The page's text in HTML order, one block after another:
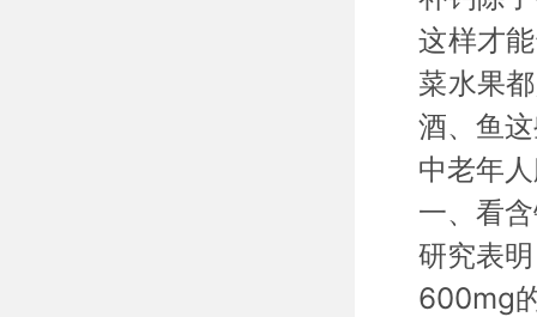
这样才
菜水果
酒、鱼
中老年
一、看
研究表
600mg